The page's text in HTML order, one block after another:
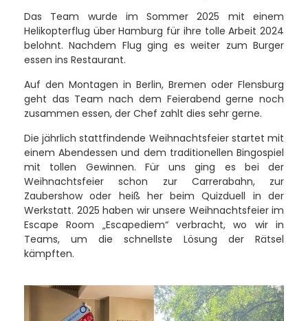
Das Team wurde im Sommer 2025 mit einem
Helikopterflug über Hamburg für ihre tolle Arbeit 2024
belohnt. Nachdem Flug ging es weiter zum Burger
essen ins Restaurant.
Auf den Montagen in Berlin, Bremen oder Flensburg
geht das Team nach dem Feierabend gerne noch
zusammen essen, der Chef zahlt dies sehr gerne.
Die jährlich stattfindende Weihnachtsfeier startet mit
einem Abendessen und dem traditionellen Bingospiel
mit tollen Gewinnen. Für uns ging es bei der
Weihnachtsfeier schon zur Carrerabahn, zur
Zaubershow oder heiß her beim Quizduell in der
Werkstatt. 2025 haben wir unsere Weihnachtsfeier im
Escape Room „Escapediem“ verbracht, wo wir in
Teams, um die schnellste Lösung der Rätsel
kämpften.